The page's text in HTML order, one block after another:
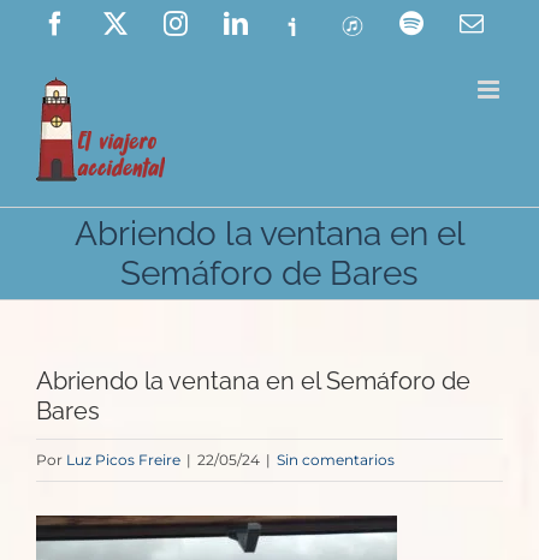
Saltar
contenido
Facebook InstagramLinkedIn
Ivoox ITunes Spotify
Abriendo la ventana en el
Semáforo de Bares
Abriendo la ventana en el Semáforo de
Bares
Por Luz Picos Freire | 22/05/24 | Sin comentarios